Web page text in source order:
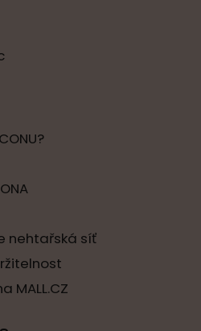
nehtařská síť
MALL.CZ